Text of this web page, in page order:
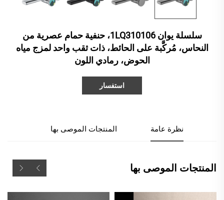
سلسلة يوان 1LQ310106، حنفية حمام عصرية من
النحاس، مُركَّبة على الحائط، ذات ثقب واحد لمزج مياه
الحوض، رمادي اللون
استفسار
نظرة عامة المنتجات الموصى بها
المنتجات الموصى بها